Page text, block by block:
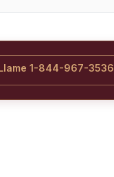
1-844-967-3536